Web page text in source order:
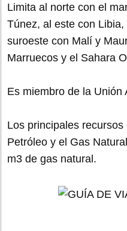
Limita al norte con el
Túnez, al este con
suroeste con Malí y
Marruecos y el Sahara
Es miembro de la Unión
Los principales
Petróleo y el Gas
m3 de gas natural.